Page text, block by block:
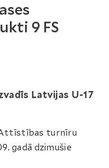
9 FS
Latvijas U-17
turnīru
gadā dzimušie